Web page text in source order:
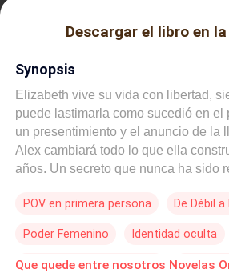
Descargar el libro en
Synopsis
Elizabeth vive su vida con libertad,
puede lastimarla como sucedió en el
un presentimiento y el anuncio de la
Alex cambiará todo lo que ella
años. Un secreto que nunca ha sido
ahora será la perdición de ambos.
¿Qué pasa cuando el presente no es
pasado? Ella dice odiarlo, él dice que
POV en primera persona De Débil
Poder Femenino Identidad oculta
Reencuentro de Amantes Amor